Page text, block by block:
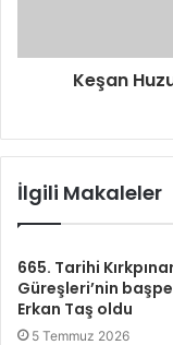
Keşan
İlgili Makaleler
665. Tarihi
Güreşleri’nin
Erkan Taş oldu
5 Temmuz 2026